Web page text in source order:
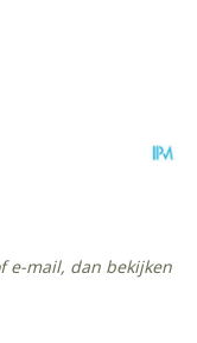
e-mail, dan bekijken